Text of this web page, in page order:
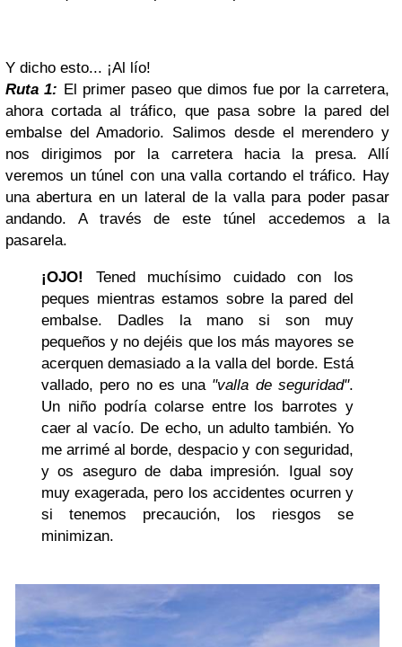
Y dicho esto... ¡Al lío!
Ruta 1: El primer paseo que dimos fue por la carretera,
ahora cortada al tráfico, que pasa sobre la pared del
embalse del Amadorio. Salimos desde el merendero y
nos dirigimos por la carretera hacia la presa. Allí
veremos un túnel con una valla cortando el tráfico. Hay
una abertura en un lateral de la valla para poder pasar
andando. A través de este túnel accedemos a la
pasarela.
¡OJO!
Tened muchísimo cuidado con los
peques mientras estamos sobre la pared del
embalse. Dadles la mano si son muy
pequeños y no dejéis que los más mayores se
acerquen demasiado a la valla del borde. Está
vallado, pero no es una "valla de seguridad".
Un niño podría colarse entre los barrotes y
caer al vacío. De echo, un adulto también. Yo
me arrimé al borde, despacio y con seguridad,
y os aseguro de daba impresión. Igual soy
muy exagerada, pero los accidentes ocurren y
si tenemos precaución, los riesgos se
minimizan.